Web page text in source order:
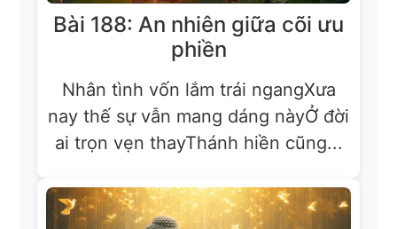
Bài 188: An nhiên giữa cõi ưu
phiền
Nhân tình vốn lắm trái ngangXưa
nay thế sự vẫn mang dáng nàyỞ đời
ai trọn vẹn thayThánh hiền cũng...